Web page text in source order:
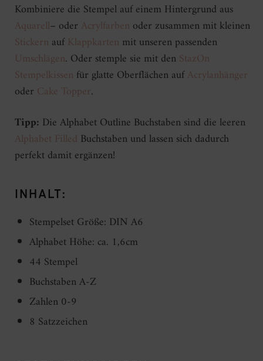
Kombiniere die Stempel auf einem Hintergrund aus
Aquarell– oder Acrylfarben oder zusammen mit kleinen
Stickern aufKlappkarten mit unseren passenden
Umschlägen. Oder stemple sie mit denStazOn
Stempelkissen für glatte Oberflächen aufAcrylanhänger
oder Cake Topper.
Tipp: Die Alphabet Outline Buchstaben sind die leeren
Alphabet Filled Buchstaben und lassen sich dadurch
perfekt damit ergänzen!
INHALT:
Stempelset Größe: DIN A6
Alphabet Höhe: ca. 1,6cm
44 Stempel
Buchstaben A-Z
Zahlen 0-9
8 Satzzeichen